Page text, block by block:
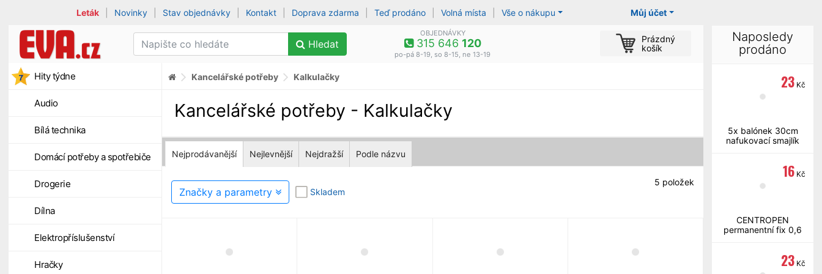
Můj účet
Leták Novinky Stav objednávky Kontakt Doprava zdarma Teď prodáno Volná místa Vše o nákupu
Hledat
OBJEDNÁVKY
315 646 120
po-pá 8-19, so 8-15, ne 13-19
Prázdný
košík
Hity týdne
Audio
Bílá technika
Domácí potřeby a spotřebiče
Drogerie
Dílna
Elektropříslušenství
Hračky
Kancelářské potřeby Kalkulačky
Kancelářské potřeby - Kalkulačky
Nejprodávanější Nejlevnější Nejdražší Podle názvu
5 položek
Značky a parametry Skladem
Naposledy
prodáno
23 Kč
5x balónek 30cm
nafukovací smajlík
16 Kč
CENTROPEN
permanentní fix 0,6
23 Kč